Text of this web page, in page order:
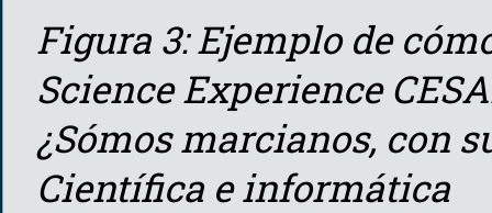
Figura 3: Ejemplo de
Science Experience
¿Sómos marcianos, con
Científica e informática